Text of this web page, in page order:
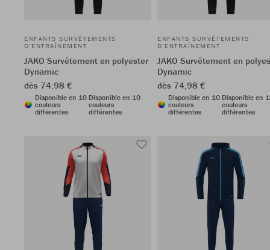
ENFANTS SURVÊTEMENTS
D'ENTRAÎNEMENT
JAKO Survêtement en polyester
Dynamic
dès 74,98 €
Disponible en 10
couleurs
différentes
Disponible en 10
couleurs
différentes
ENFANTS SURVÊTEMENTS
D'ENTRAÎNEMENT
JAKO Survêtement en
Dynamic
dès 74,98 €
Disponible en 10
couleurs
différentes
Disponible en
couleurs
différentes